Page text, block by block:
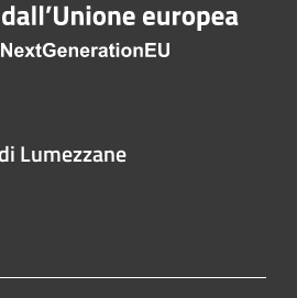
Lumezzane